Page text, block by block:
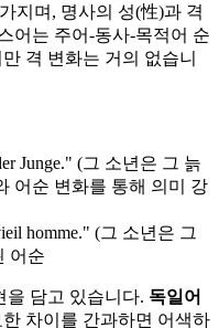
지며, 명사의 성(性)과 격
어는 주어-동사-목적어 순
격 변화는 거의 없습니
Junge." (그 소년은 그 늙
어순 변화를 통해 의미 강
homme." (그 소년은 그
어순
을 담고 있습니다. 독일어
차이를 간과하면 어색하